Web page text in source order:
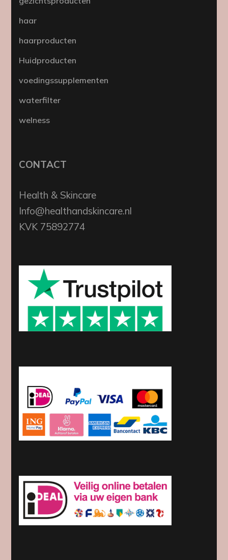
haar
haarproducten
Huidproducten
voedingssupplementen
waterfilter
welness
CONTACT
Health & Skincare
Info@healthandskincare.nl
KVK 75892774